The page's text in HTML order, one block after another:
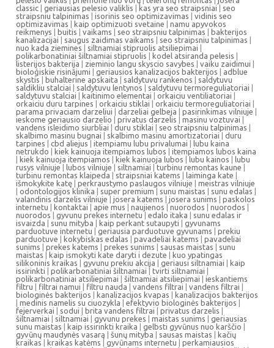
classic | geriausias pelesio valiklis | kas yra seo straipsniai | seo
straipsniu talpinimas | isorinis seo optimizavimas | vidinis seo
optimizavimas | kaip optimizuoti svetaine | namu apyvokos
reikmenys | buitis | vaikams | seo straipsniu talpinimas | bakterijos
kanalizacijai | saugus zaidimas vaikams | seo straipsniu talpinimas |
nuo kada ziemines | siltnamiai stipruolis atsiliepimai |
polikarbonatiniai šiltnamiai stipruolis | kodel atsiranda pelesis |
listerijos bakterija | zieminio langu skyscio savybes | vaiku zaidimui |
bioloģiskie risinājumi | geriausios kanalizacijos bakterijos | adblue
skystis | buhalterine apskaita | saldytuvu rankenos | saldytuvu
saldikliu stalciai | saldytuvu lentynos | saldytuvu termoreguliatoriai |
saldytuvu stalciai | kaitinimo elementai | orkaiciu ventiliatoriai |
orkaiciu duru tarpines | orkaiciu stiklai | orkaiciu termoreguliatoriai |
parama privaciam darzeliui | darzeliai gelbeja | pasirinkimas vilniuje |
ieskome geriausio darzelio | privatus darzelis | masinu voztuvai |
vandens isleidimo siurbliai | duru stiklai | seo straipsniu talpinimas |
skalbimo masinu bugnai | skalbimo masinu amortizatoriai | duru
tarpines | cbd aliejus | itempiamu lubu privalumai | lubu kaina
netrukdo | kiek kainuoja itempiamos lubos | itempiamos lubos kaina
| kiek kainuoja itempiamos | kiek kainuoja lubos | lubu kainos | lubu
rusys vilniuje | lubos vilniuje | siltnamiai | turbinu remontas kaune |
turbinu remontas klaipeda | straipsniai katems | laiminga kate |
išmokykite katę | perkraustymo paslaugos vilniuje | meistras vilniuje
| odontologijos klinika | super premium | sunu maistas | sunu edalas |
valandinis darzelis vilniuje | josera katems | josera sunims | paskolos
internetu | kontaktai | apie mus | naujienos | nuorodos | nuorodos |
nuorodos | gyvunu prekes internetu | edalo itaka | sunu edalas ir
isvaizda | sunu mityba | kaip perkant sutaupyti | gyvunams
parduotuve internetu | geriausia parduotuve gyvunams | prekiu
parduotuve | kokybiskas edalas | pavadeliai katems | pavadeliai
sunims | prekes katems | prekes sunims | sausas maistas | sunu
maistas | kaip ismokyti kate daryti i dezute | kuo ypatingas
silikoninis kraikas | gyvunu prekiu akcija | geriausi siltnamiai | kaip
issirinkti | polikarbonatiniai šiltnamiai | tvirti siltnamiai |
polikarbonatiniai atsiliepimai | šiltnamiai atsiliepimai | ieskantiems
filtru | filtrai namui | filtru nauda | vandens filtrai | vandens filtrai |
biologinės bakterijos | kanalizacijos kvapas | kanalizacijos bakterijos
| medinis namelis su ciuozykla | efektyvio biologinės bakterijos |
fejerverkai | sodui | brita vandens filtrai | privatus darzelis |
šiltnamiai | siltnamiai | gyvunu prekes | maistas sunims | geriausias
sunu maistas | kaip issirinkti kraika | gelbsti gyvūnus nuo karščio |
gyvūnų maudynės vasarą | šunų mityba | sausas maistas | kačių
kraikas | kraikas katėms | gyvūnams internetu | perkamiausios